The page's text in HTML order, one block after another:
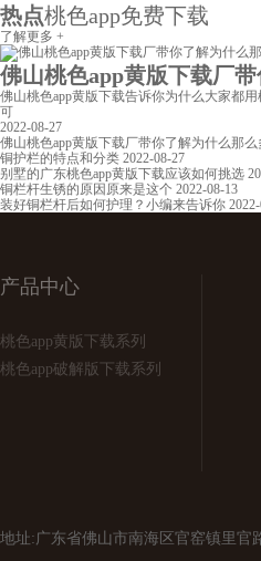
热点桃色app免费下载
了解更多 +
佛山桃色app黄版下载厂带
佛山桃色app黄版下载告诉你为什么大家都用
可
2022-08-27
佛山桃色app黄版下载厂带你了解为什么那么多
铜护栏的特点和分类 2022-08-27
别墅的广东桃色app黄版下载应该如何挑选
铜栏杆生锈的原因原来是这个 2022-08-13
装好铜栏杆后如何护理？小编来告诉你
产品中心
桃色app黄版下载系列
桃色app破解版下载系列
地址:广东省佛山市南海区官窑镇里官